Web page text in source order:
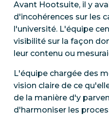
Avant Hootsuite, il y
d'incohérences sur les
l'université. L'équipe
visibilité sur la façon
leur contenu ou
L'équipe chargée des
vision claire de ce
de la manière d'y
d'harmoniser les